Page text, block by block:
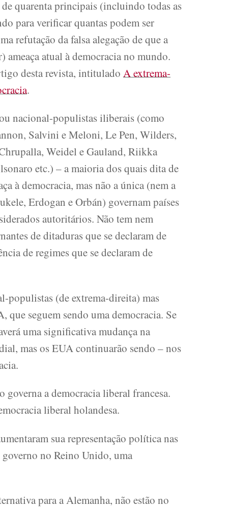
quarenta principais (incluindo todas as
para verificar quantas podem ser
refutação da falsa alegação de que a
atual à democracia no mundo.
desta revista, intitulado A extrema-
.
nacional-populistas iliberais (como
Salvini e Meloni, Le Pen, Wilders,
Weidel e Gauland, Riikka
etc.) – a maioria dos quais dita de
à democracia, mas não a única (nem a
Erdogan e Orbán) governam países
autoritários. Não tem nem
de ditaduras que se declaram de
de regimes que se declaram de
populistas (de extrema-direita) mas
que seguem sendo uma democracia. Se
uma significativa mudança na
mas os EUA continuarão sendo – nos
governa a democracia liberal francesa.
liberal holandesa.
sua representação política nas
no Reino Unido, uma
para a Alemanha, não estão no